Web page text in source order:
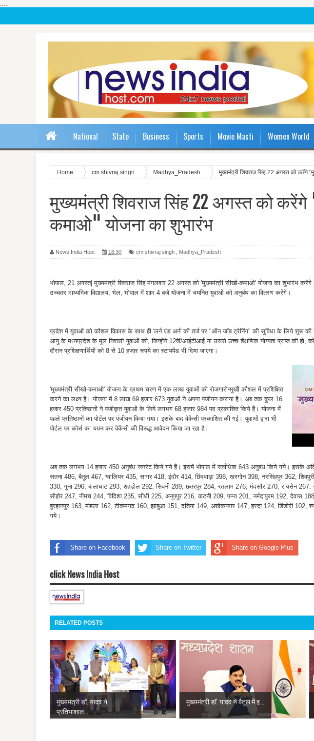
....
National State Business Sports Movie Masti Women World
Home cm shivraj singh Madhya_Pradesh मुख्यमंत्री शिवराज सिंह 22 अगस्त को करेंगे
मुख्यमंत्री शिवराज सिंह 22 अगस्त को
कमाओ" योजना का शुभारंभ
News India Host 18:30 cm shivraj singh Madhya_Pradesh
भोपाल, 21 अगस्त| मुख्यमंत्री शिवराज सिंह मंगलवार 22 अगस्त को 'मुख्यमंत्री सीखो-कमाओ' योजना का शुभारंभ करेंगे।
उच्चतर माध्यमिक विद्यालय, भेल, भोपाल में शाम 4 बजे योजना में चयनित युवाओं को अनुबंध का वितरण करेंगे।
प्रदेश में युवाओं को कौशल विकास के साथ ही 'लर्न एंड अर्न' की तर्ज पर "ऑन जॉब ट्रेनिंग" की सुविधा के लिये शुरू की
आयु के मध्यप्रदेश के मूल निवासी युवाओं को, जिन्होंने 12वीं/आईटीआई या उससे उच्च शैक्षणिक योग्यता प्राप्त की हो, को
दौरान प्रशिक्षणार्थियों को 8 से 10 हजार रूपये का स्टायपेंड भी दिया जाएगा।
'मुख्यमंत्री सीखो-कमाओ' योजना के प्रथम चरण में एक लाख युवाओं को रोजगारोन्मुखी कौशल में प्रशिक्षित
करने का लक्ष्य है। योजना में 8 लाख 69 हजार 673 युवाओं ने अपना पंजीयन कराया है। अब तक कुल 16
हजार 450 प्रतिष्ठानों ने पंजीकृत युवाओं के लिये लगभग 68 हजार 984 पद प्रकाशित किये हैं। योजना में
पहले प्रतिष्ठानों का पोर्टल पर पंजीयन किया गया। इसके बाद वेकेंसी प्रकाशित की गई। युवाओं द्वारा भी
पोर्टल पर कोर्स का चयन कर वेकेंसी की विरूद्ध आवेदन किया जा रहा है।
अब तक लगभग 14 हजार 450 अनुबंध जनरेट किये गये हैं। इसमें भोपाल में सर्वाधिक 643 अनुबंध किये गये। इसके
सतना 486, बैतूल 467, ग्वालियर 435, सागर 418, इंदौर 414, छिंदवाड़ा 398, खरगोन 398, नरसिंहपुर 362,
330, गुना 296, बालाघाट 293, शहडोल 292, सिवनी 289, छतरपुर 284, रतलाम 276, मंदसौर 270, रायसेन 267,
सीहोर 247, नीमच 244, विदिशा 235, सीधी 225, अनूपपुर 216, कटनी 209, पन्ना 201, नर्मदापुरम 192, देवास
बुरहानपुर 163, मंडला 162, टीकमगढ़ 160, झाबुआ 151, दतिया 149, अशोकनगर 147, हरदा 124, डिंडोरी 102,
गये।
Share on Facebook Share on Twitter Share on Google Plus
click News India Host
RELATED POSTS
मुख्यमंत्री डॉ. यादव ने
प्रतिभाशाल...
मुख्यमंत्री डॉ. यादव ने बैतूल में ह...